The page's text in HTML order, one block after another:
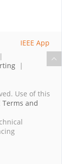
|
|
Use of this
Terms and